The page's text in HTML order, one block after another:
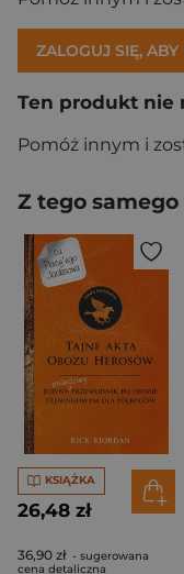
ZALOGUJ SIĘ,
Ten produkt nie
Pomóż innym i
Z tego
KSIĄŻKA
26,48 zł
36,90 zł - sugerowana
cena detaliczna